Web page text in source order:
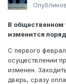
В общественном
изменится
С первого
осуществлении
изменен.
дверь, сразу